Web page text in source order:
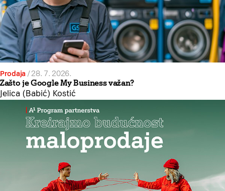
Prodaja /28. 7. 2026.
Zašto je Google My Business važan?
Jelica (Babić) Kostić